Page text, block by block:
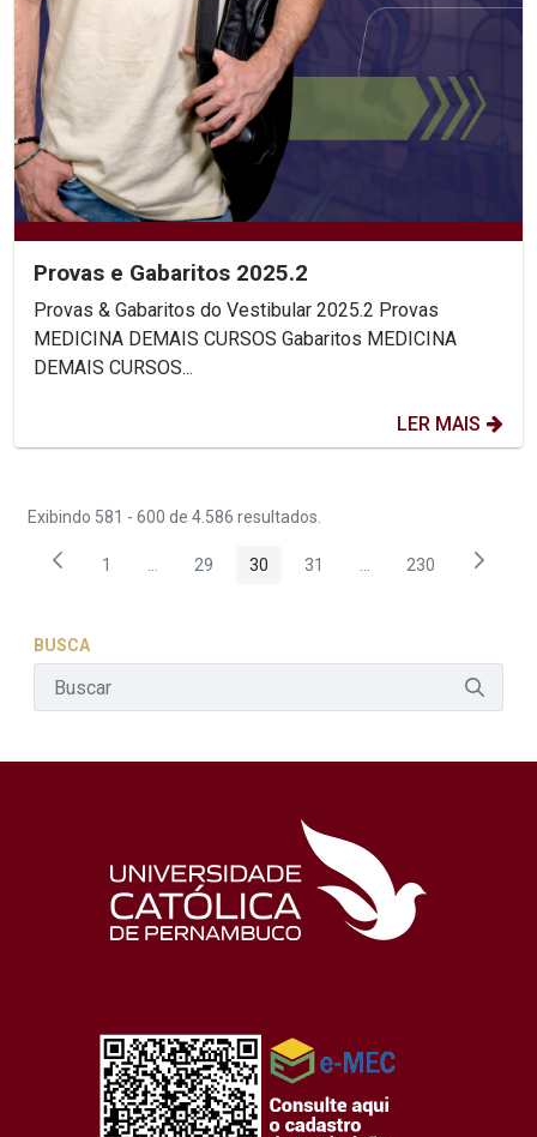
Provas e Gabaritos 2025.2
Provas & Gabaritos do Vestibular 2025.2 Provas
MEDICINA DEMAIS CURSOS Gabaritos MEDICINA
DEMAIS CURSOS...
LER MAIS
Exibindo 581 - 600 de 4.586 resultados.
Página
1 ...Páginas intermediárias Usar ABA para navegar.
Página
29 Página
30 Página
31 ...PáginasPágina
230
BUSCA